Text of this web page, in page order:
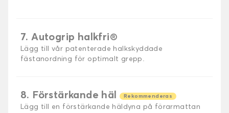
7. Autogrip halkfri®
Lägg till vår patenterade halkskyddade
fästanordning för optimalt grepp.
8. Förstärkande häl Rekommenderas
Lägg till en förstärkande häldyna på förarmattan